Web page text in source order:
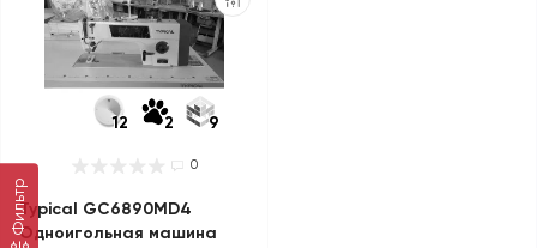
Фильтр
12 2 9
0
Typical GC6890MD4
Одноигольная машина